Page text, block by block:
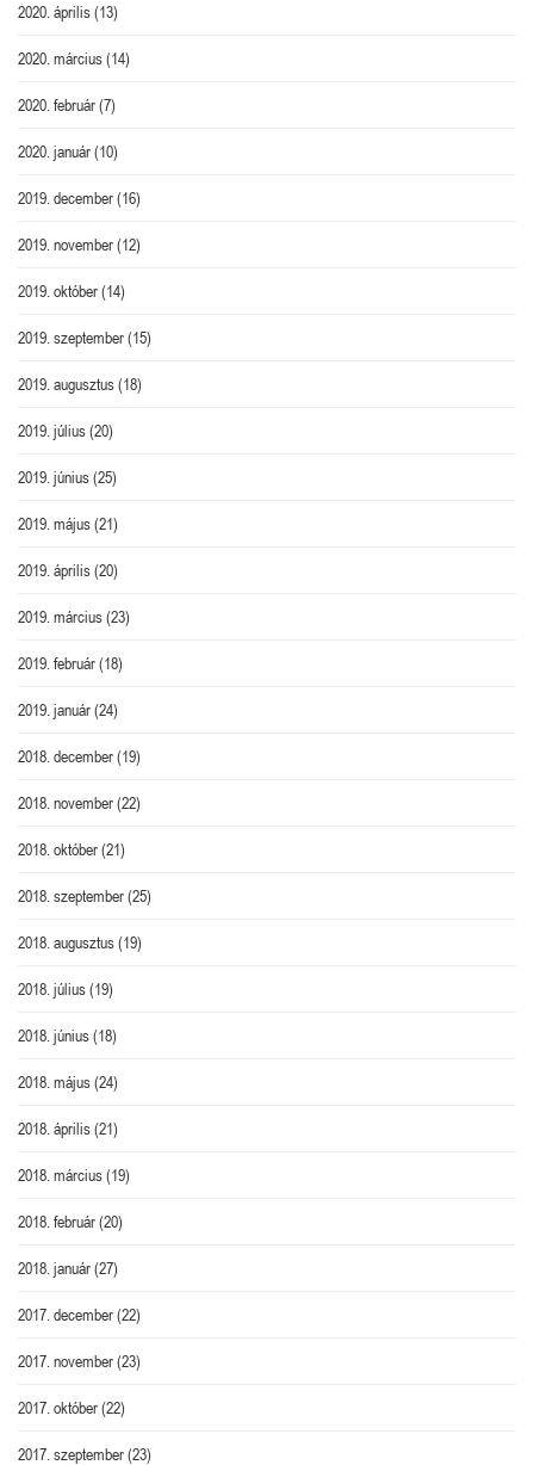
2020. április(13)
2020. március(14)
2020. február(7)
2020. január(10)
2019. december(16)
2019. november(12)
2019. október(14)
2019. szeptember(15)
2019. augusztus(18)
2019. július(20)
2019. június(25)
2019. május(21)
2019. április(20)
2019. március(23)
2019. február(18)
2019. január(24)
2018. december(19)
2018. november(22)
2018. október(21)
2018. szeptember(25)
2018. augusztus(19)
2018. július(19)
2018. június(18)
2018. május(24)
2018. április(21)
2018. március(19)
2018. február(20)
2018. január(27)
2017. december(22)
2017. november(23)
2017. október(22)
2017. szeptember(23)